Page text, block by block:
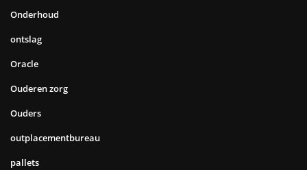
Onderhoud
ontslag
Oracle
Ouderen zorg
Ouders
outplacementbureau
pallets